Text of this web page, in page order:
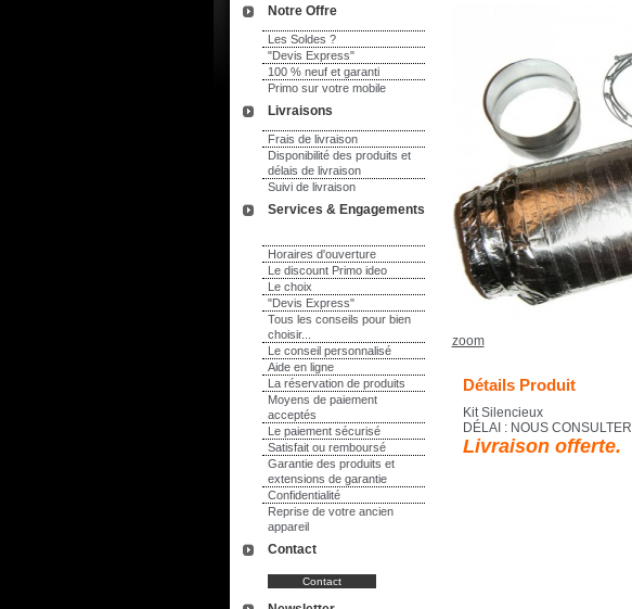
Notre Offre
Les Soldes ?
"Devis Express"
100 % neuf et garanti
Primo sur votre mobile
Livraisons
Frais de livraison
Disponibilité des produits et
délais de livraison
Suivi de livraison
Services & Engagements
Horaires d'ouverture
Le discount Primo ideo
Le choix
"Devis Express"
Tous les conseils pour bien
choisir...
Le conseil personnalisé
Aide en ligne
La réservation de produits
Moyens de paiement
acceptés
Le paiement sécurisé
Satisfait ou remboursé
Garantie des produits et
extensions de garantie
Confidentialité
Reprise de votre ancien
appareil
Contact
zoom
Détails Produit
Kit Silencieux
DÉLAI : NOUS CONSULTER
Livraison offerte.